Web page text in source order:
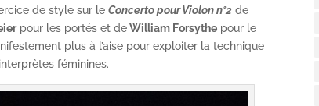
de style sur leConcerto pour Violon n°2 de
pour les portés et deWilliam Forsythe pour le
plus à l’aise pour exploiter la technique
féminines.